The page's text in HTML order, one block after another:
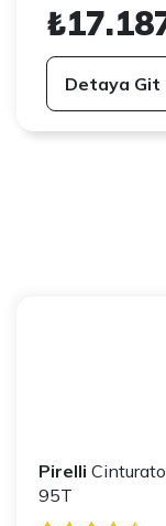
Detaya Git
Pirelli
95T